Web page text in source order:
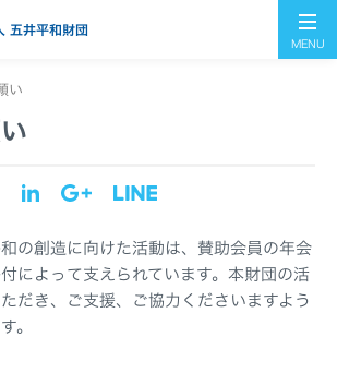
五井平和財団
MENU
い
の創造に向けた活動は、賛助会員の年会
によって支えられています。本財団の活
だき、ご支援、ご協力くださいますよう
。